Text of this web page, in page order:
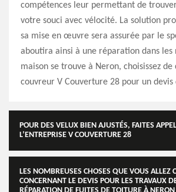
compétences leur permettant de
votre souci avec vélocité. La solution
sa mise en œuvre sera assurée par le
aboutira ainsi à une réparation dans les
maison se trouve à Neron, choisissez
couvreur V Couverture 28 pour un devis
POUR DES VELUX BIEN AJUSTÉS, FAITES
L’ENTREPRISE V COUVERTURE 28
LES NOMBREUSES CHOSES QUE VOUS ALLEZ
CONCERNANT LE DEVIS POUR LES TRAVAUX